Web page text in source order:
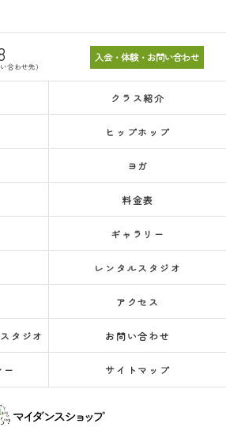
合わせ先）
入会・体験・お問い合わせ
クラス紹介
ヒップホップ
ヨガ
料金表
ギャラリー
レンタルスタジオ
アクセス
タジオ お問い合わせ
サイトマップ